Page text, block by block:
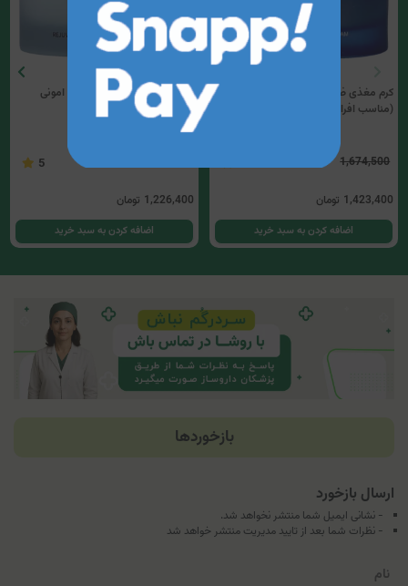
کرم مغذی ضد چروک سطحی امونی
(مناسب افراد بالای 34سال)
1,674,500
4.67
1,423,400 تومان
اضافه کردن به سبد خرید
کرم مغذی ضد چروک سطحی امونی
(مناسب افراد زیر 34سال)
5
1,226,400 تومان
اضافه کردن به سبد خرید
بازخوردها
ارسال بازخورد
- نشانی ایمیل شما منتشر نخواهد شد.
- نظرات شما بعد از تایید مدیریت منتشر خواهد شد
نام